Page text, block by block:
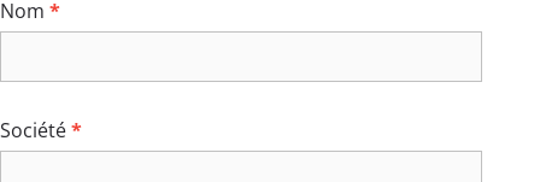
Nom *
Société*